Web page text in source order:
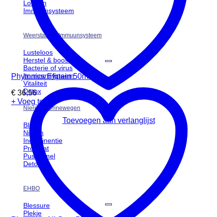
Longen
Immuunsysteem
Weerstand & Immuunsysteem
Lusteloos
Herstel & boost
Bacterie of virus
Immuunsysteem
Vitaliteit
Detox
Nieren & Urinewegen
Blaas
Nieren
Incontinentie
Prostaat
Puspiemel
Detox
EHBO
Blessure
Plekje
Toevoegen aan verlanglijst
Phytonics Efipain 50ml
€ 36,56
+ Voeg toe